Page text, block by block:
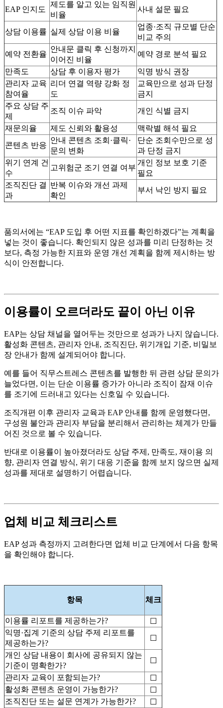
EAP 인지도
제도를 알고 있는 임직원
비율
사내 설문 필요
상담 이용률 실제 상담 이용 비율
업종·조직 규모별 단순
비교 주의
예약 전환율
안내문 클릭 후 신청까지
이어진 비율
예약 경로 분석 필요
만족도 상담 후 이용자 평가
익명 방식 권장
관리자 교육
참여율
리더 연결 역량 강화 정
도
교육만으로 성과 단정
금지
주요 상담 주
제
조직 이슈 파악 개인 식별 금지
재문의율 제도 신뢰와 활용성
맥락별 해석 필요
콘텐츠 반응
안내 콘텐츠 조회·클릭·
문의 변화
단순 조회수만으로 성
과 단정 금지
위기 연계 건
수
고위험군 조기 연결 여부
개인 정보 보호 기준
필요
조직진단 결
과
반복 이슈와 개선 과제
확인
부서 낙인 방지 필요
품의서에는 “EAP 도입 후 어떤 지표를 확인하겠다”는 계획을
넣는 것이 좋습니다. 확인되지 않은 성과를 미리 단정하는 것
보다, 측정 가능한 지표와 운영 개선 계획을 함께 제시하는 방
식이 안전합니다.
이용률이 오르더라도 끝이 아닌 이유
EAP는 상담 채널을 열어두는 것만으로 성과가 나지 않습니다.
활성화 콘텐츠, 관리자 안내, 조직진단, 위기개입 기준, 비밀보
장 안내가 함께 설계되어야 합니다.
예를 들어 직무스트레스 콘텐츠를 발행한 뒤 관련 상담 문의가
늘었다면, 이는 단순 이용률 증가가 아니라 조직이 잠재 이슈
를 조기에 드러내고 있다는 신호일 수 있습니다.
조직개편 이후 관리자 교육과 EAP 안내를 함께 운영했다면,
구성원 불안과 관리자 부담을 분리해서 관리하는 체계가 만들
어진 것으로 볼 수 있습니다.
반대로 이용률이 높아졌더라도 상담 주제, 만족도, 재이용 의
향, 관리자 연결 방식, 위기 대응 기준을 함께 보지 않으면 실제
성과를 제대로 설명하기 어렵습니다.
업체 비교 체크리스트
EAP 성과 측정까지 고려한다면 업체 비교 단계에서 다음 항목
을 확인해야 합니다.
항목 체크
이용률 리포트를 제공하는가?
☐
익명·집계 기준의 상담 주제 리포트를
제공하는가?
☐
개인 상담 내용이 회사에 공유되지 않는
기준이 명확한가?
☐
관리자 교육이 포함되는가?
☐
활성화 콘텐츠 운영이 가능한가?
☐
조직진단 또는 설문 연계가 가능한가?
☐